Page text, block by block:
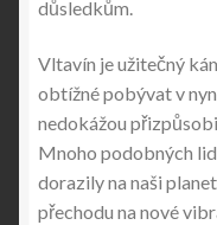
důsledkům.
Vltavín je užitečný
obtížné pobývat v
nedokážou
Mnoho podobných
dorazily na naši
přechodu na nové